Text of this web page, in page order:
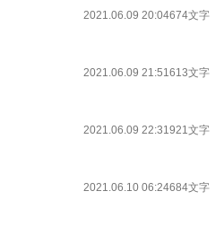
2021.06.09 20:04674文字
2021.06.09 21:51613文字
2021.06.09 22:31921文字
2021.06.10 06:24684文字